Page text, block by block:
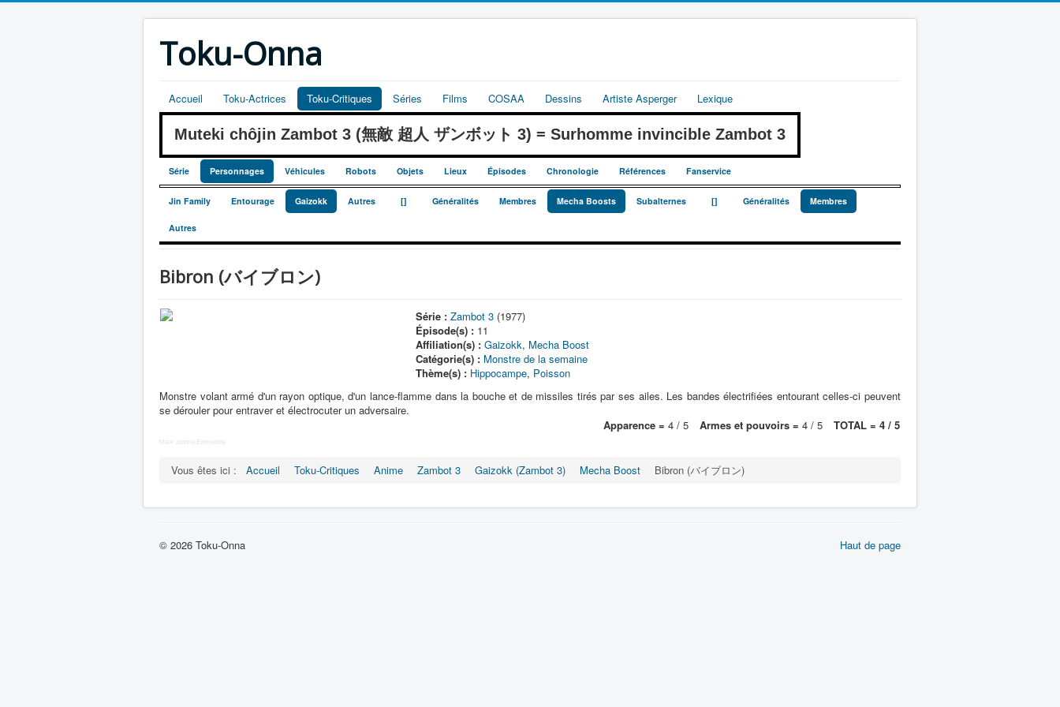
Toku-Onna
Accueil Toku-Actrices Toku-Critiques Séries Films COSAA Dessins Artiste Asperger Lexique
Muteki chôjin Zambot 3 (無敵 超人 ザンボット 3) = Surhomme invincible Zambot 3
Série Personnages Véhicules Robots Objets Lieux Épisodes Chronologie Références Fanservice
Jin Family Entourage Gaizokk Autres [] Généralités Membres Mecha Boosts Subalternes [] Généralités Membres
Autres
Bibron (バイブロン)
Série : Zambot 3(1977)
Épisode(s) :11
Affiliation(s) : Gaizokk, Mecha Boost
Catégorie(s) : Monstre de la semaine
Thème(s) : Hippocampe, Poisson
Monstre volant armé d'un rayon optique, d'un lance-flamme dans la bouche et de missiles tirés par ses ailes. Les bandes électrifiées entourant celles-ci peuvent
se dérouler pour entraver et électrocuter un adversaire.
Apparence = 4 / 5 Armes et pouvoirs = 4 / 5 TOTAL = 4 / 5
More Joomla Extensions
Vous êtes ici : Accueil Toku-Critiques Anime Zambot 3 Gaizokk (Zambot 3) Mecha Boost Bibron (バイブロン)
Haut de page
© 2026 Toku-Onna